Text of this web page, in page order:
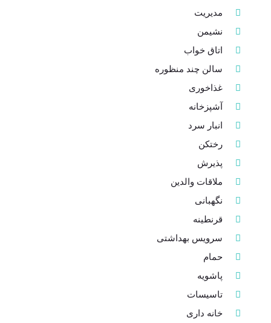
مدیریت
نشیمن
اتاق خواب
سالن چند منظوره
غذاخوری
آشپزخانه
انبار سرد
رختکن
پذیرش
ملاقات والدین
نگهبانی
قرنطینه
سرویس بهداشتی
حمام
پاشویه
تاسیسات
خانه داری